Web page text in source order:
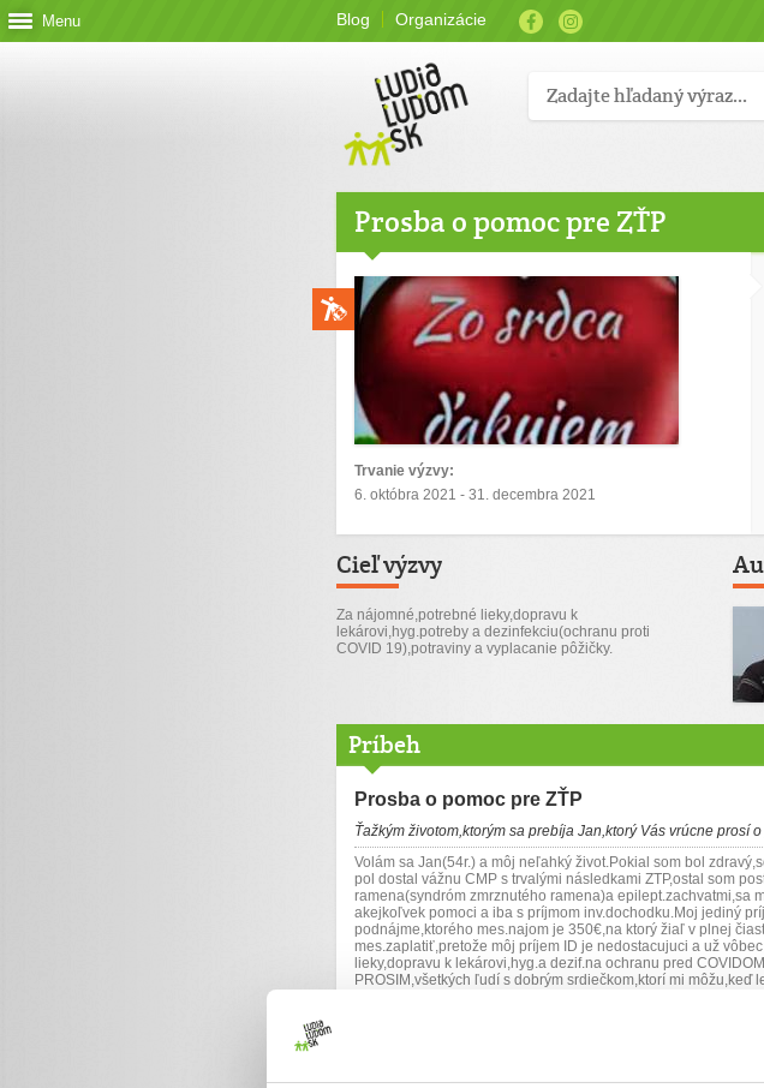
Menu Blog Organizácie
Prosba o pomoc pre ZŤP
Trvanie výzvy:
6. októbra 2021 - 31. decembra 2021
Cieľ výzvy
Za nájomné,potrebné lieky,dopravu k
lekárovi,hyg.potreby a dezinfekciu(ochranu proti
COVID 19),potraviny a vyplacanie pôžičky.
Príbeh
Prosba o pomoc pre ZŤP
Ťažkým životom,ktorým sa prebíja Jan,ktorý Vás vrúcne prosí
Volám sa Jan(54r.) a môj neľahký život.Pokial som bol
pol dostal vážnu CMP s trvalými následkami ZTP,ostal som
ramena(syndróm zmrznutého ramena)a epilept.zachvatmi,sa
akejkoľvek pomoci a iba s príjmom inv.dochodku.Moj jediný
podnájme,ktorého mes.najom je 350€,na ktorý žiaľ v plnej
mes.zaplatiť,pretože môj príjem ID je nedostacujuci a už
lieky,dopravu k lekárovi,hyg.a dezif.na ochranu pred
PROSIM,všetkých ľudí s dobrým srdiečkom,ktorí mi môžu,keď